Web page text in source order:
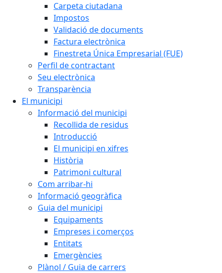
Carpeta ciutadana
Impostos
Validació de documents
Factura electrònica
Finestreta Única Empresarial (FUE)
Perfil de contractant
Seu electrònica
Transparència
El municipi
Informació del municipi
Recollida de residus
Introducció
El municipi en xifres
Història
Patrimoni cultural
Com arribar-hi
Informació geogràfica
Guia del municipi
Equipaments
Empreses i comerços
Entitats
Emergències
Plànol / Guia de carrers